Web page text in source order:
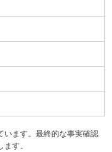
います。最終的な事実確認
す。